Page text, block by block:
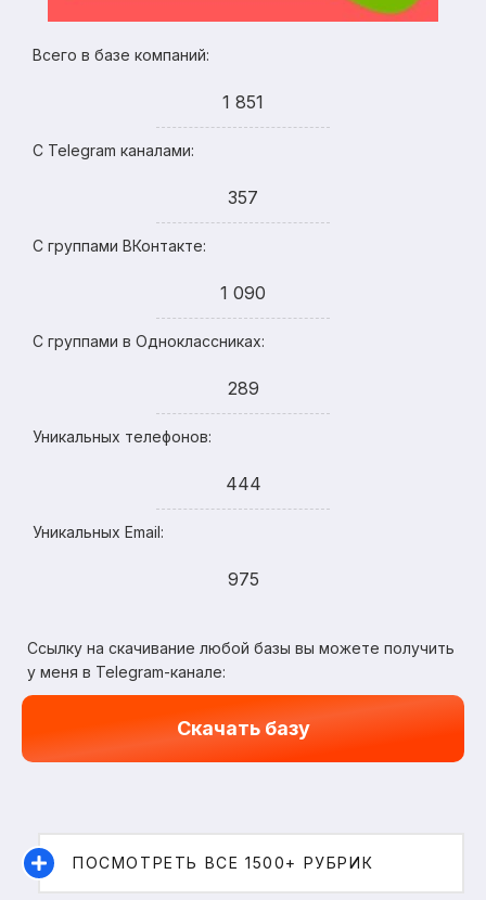
Всего в базе компаний:
1 851
С Telegram каналами:
357
С группами ВКонтакте:
1 090
С группами в Одноклассниках:
289
Уникальных телефонов:
444
Уникальных Email:
975
Ссылку на скачивание любой базы вы можете получить
у меня в Telegram-канале:
Скачать базу
ПОСМОТРЕТЬ ВСЕ 1500+ РУБРИК